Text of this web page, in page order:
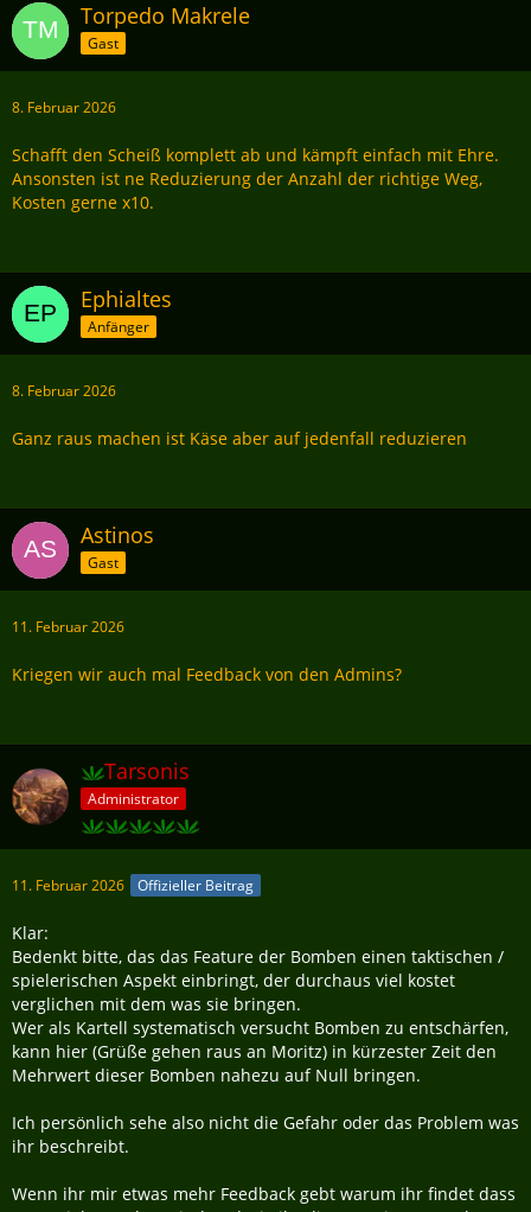
Torpedo Makrele
Gast
8. Februar 2026
Schafft den Scheiß komplett ab und kämpft einfach mit Ehre.
Ansonsten ist ne Reduzierung der Anzahl der richtige Weg,
Kosten gerne x10.
Ephialtes
Anfänger
8. Februar 2026
Ganz raus machen ist Käse aber auf jedenfall reduzieren
Astinos
Gast
11. Februar 2026
Kriegen wir auch mal Feedback von den Admins?
Tarsonis
Administrator
11. Februar 2026 Offizieller Beitrag
Klar:
Bedenkt bitte, das das Feature der Bomben einen taktischen /
spielerischen Aspekt einbringt, der durchaus viel kostet
verglichen mit dem was sie bringen.
Wer als Kartell systematisch versucht Bomben zu entschärfen,
kann hier (Grüße gehen raus an Moritz) in kürzester Zeit den
Mehrwert dieser Bomben nahezu auf Null bringen.
Ich persönlich sehe also nicht die Gefahr oder das Problem was
ihr beschreibt.
Wenn ihr mir etwas mehr Feedback gebt warum ihr findet dass